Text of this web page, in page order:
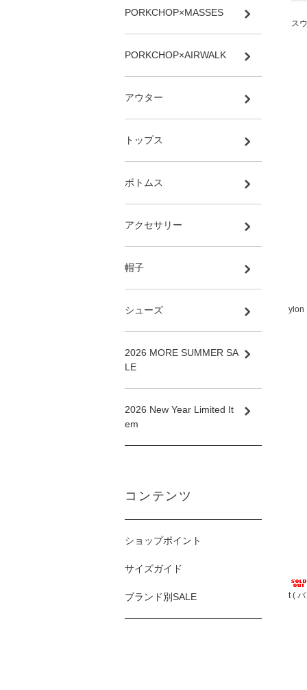
ス
ylon
t (
PORKCHOP×MASSES
PORKCHOP×AIRWALK
アウター
トップス
ボトムス
アクセサリー
帽子
シューズ
2026 MORE SUMMER SA
LE
2026 New Year Limited It
em
コンテンツ
ショップポイント
サイズガイド
ブランド別SALE